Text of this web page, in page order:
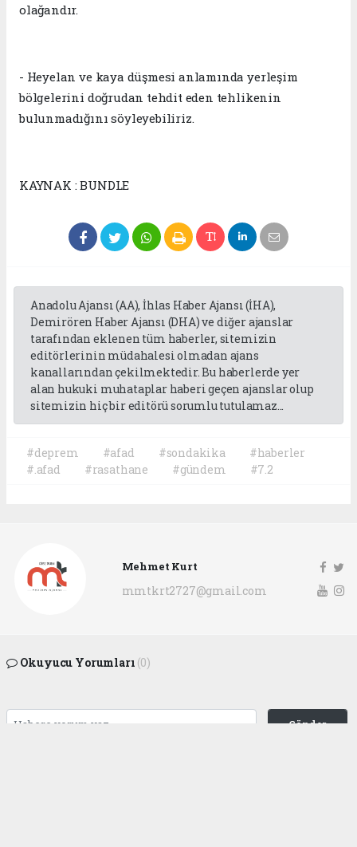
olağandır.
- Heyelan ve kaya düşmesi anlamında yerleşim
bölgelerini doğrudan tehdit eden tehlikenin
bulunmadığını söyleyebiliriz.
KAYNAK : BUNDLE
Anadolu Ajansı (AA), İhlas Haber Ajansı (İHA),
Demirören Haber Ajansı (DHA) ve diğer ajanslar
tarafından eklenen tüm haberler, sitemizin
editörlerinin müdahalesi olmadan ajans
kanallarından çekilmektedir. Bu haberlerde yer
alan hukuki muhataplar haberi geçen ajanslar olup
sitemizin hiç bir editörü sorumlu tutulamaz...
#deprem #afad #sondakika
#haberler
#.afad
#rasathane #gündem #7.2
Mehmet Kurt
mmtkrt2727@gmail.com
Okuyucu Yorumları (0)
Gönder